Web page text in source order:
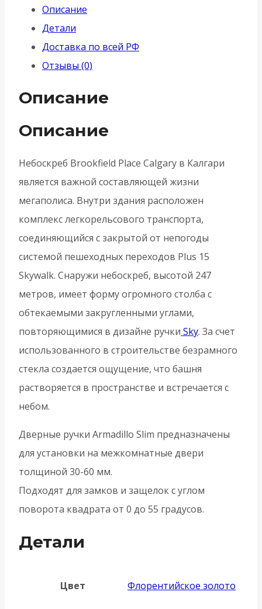
SKY
USS
FSG-
золото
Описание
Детали
Доставка по всей РФ
Отзывы (0)
Описание
Описание
Небоскреб Brookfield Place Calgary в Калгари
является важной составляющей жизни
мегаполиса. Внутри здания расположен
комплекс легкорельсового транспорта,
соединяющийся с закрытой от непогоды
системой пешеходных переходов Plus 15
Skywalk. Снаружи небоскреб, высотой 247
метров, имеет форму огромного столба с
обтекаемыми закругленными углами,
повторяющимися в дизайне ручки Sky. За счет
использованного в строительстве безрамного
стекла создается ощущение, что башня
растворяется в пространстве и встречается с
небом.
Дверные ручки Armadillo Slim предназначены
для установки на межкомнатные двери
толщиной 30-60 мм.
Подходят для замков и защелок с углом
поворота квадрата от 0 до 55 градусов.
Детали
Цвет Флорентийское золото